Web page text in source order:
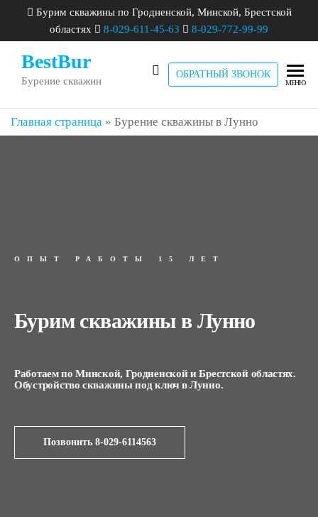
Бурим скважины по Гродненской, Минской, Брестской
областях
8-029-611-45-63 8-029-772-99-99
BestBur
Бурение скважин
ОБРАТНЫЙ ЗВОНОК
МЕНЮ
Главная страница » Бурение скважины в Лунно
ОПЫТ РАБОТЫ 15 ЛЕТ
Бурим скважины в Лунно
Работаем по Минской, Гродненской и Брестской областях.
Обустройство скважины под ключ в Лунно.
Позвонить 8-029-6114563